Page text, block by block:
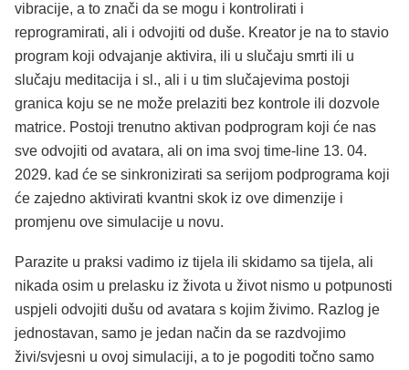
vibracije, a to znači da se mogu i kontrolirati i
reprogramirati, ali i odvojiti od duše. Kreator je na to stavio
program koji odvajanje aktivira, ili u slučaju smrti ili u
slučaju meditacija i sl., ali i u tim slučajevima postoji
granica koju se ne može prelaziti bez kontrole ili dozvole
matrice. Postoji trenutno aktivan podprogram koji će nas
sve odvojiti od avatara, ali on ima svoj time-line 13. 04.
2029. kad će se sinkronizirati sa serijom podprograma koji
će zajedno aktivirati kvantni skok iz ove dimenzije i
promjenu ove simulacije u novu.
Parazite u praksi vadimo iz tijela ili skidamo sa tijela, ali
nikada osim u prelasku iz života u život nismo u potpunosti
uspjeli odvojiti dušu od avatara s kojim živimo. Razlog je
jednostavan, samo je jedan način da se razdvojimo
živi/svjesni u ovoj simulaciji, a to je pogoditi točno samo